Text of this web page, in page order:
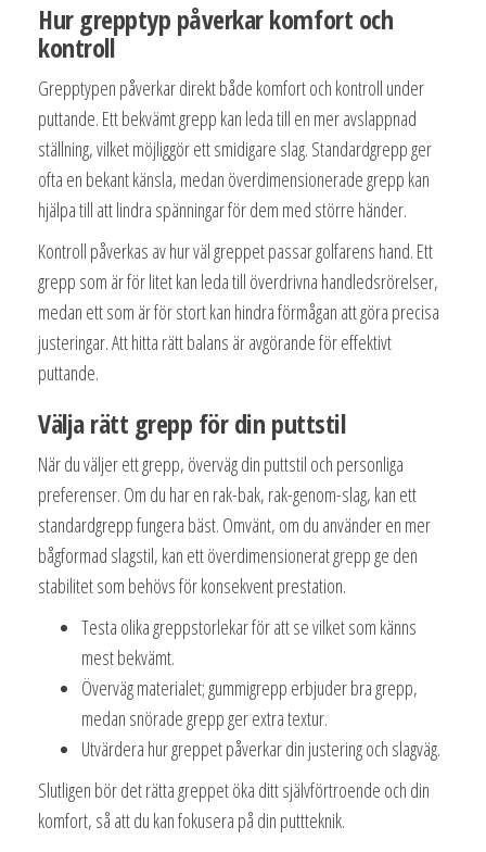
Hur grepptyp påverkar komfort och
kontroll
Grepptypen påverkar direkt både komfort och kontroll under
puttande. Ett bekvämt grepp kan leda till en mer avslappnad
ställning, vilket möjliggör ett smidigare slag. Standardgrepp ger
ofta en bekant känsla, medan överdimensionerade grepp kan
hjälpa till att lindra spänningar för dem med större händer.
Kontroll påverkas av hur väl greppet passar golfarens hand. Ett
grepp som är för litet kan leda till överdrivna handledsrörelser,
medan ett som är för stort kan hindra förmågan att göra precisa
justeringar. Att hitta rätt balans är avgörande för effektivt
puttande.
Välja rätt grepp för din puttstil
När du väljer ett grepp, överväg din puttstil och personliga
preferenser. Om du har en rak-bak, rak-genom-slag, kan ett
standardgrepp fungera bäst. Omvänt, om du använder en mer
bågformad slagstil, kan ett överdimensionerat grepp ge den
stabilitet som behövs för konsekvent prestation.
Testa olika greppstorlekar för att se vilket som känns
mest bekvämt.
Överväg materialet; gummigrepp erbjuder bra grepp,
medan snörade grepp ger extra textur.
Utvärdera hur greppet påverkar din justering och slagväg.
Slutligen bör det rätta greppet öka ditt självförtroende och din
komfort, så att du kan fokusera på din puttteknik.